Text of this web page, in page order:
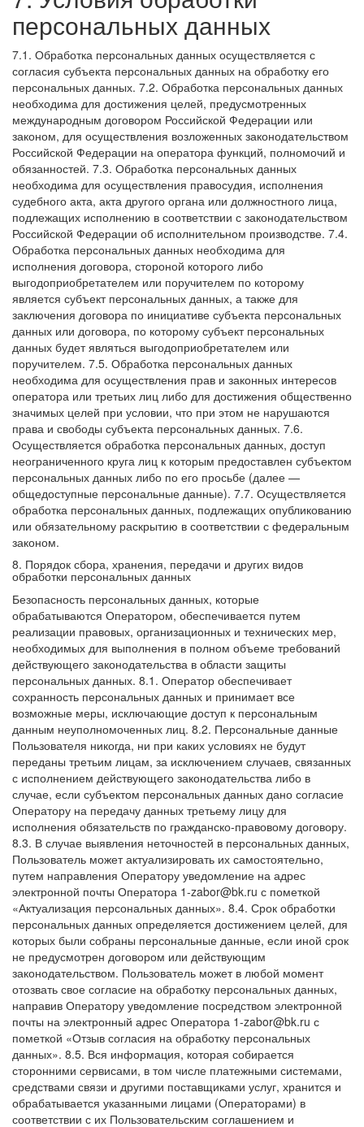
персональных данных
7.1. Обработка персональных данных осуществляется с
согласия субъекта персональных данных на обработку его
персональных данных. 7.2. Обработка персональных данных
необходима для достижения целей, предусмотренных
международным договором Российской Федерации или
законом, для осуществления возложенных законодательством
Российской Федерации на оператора функций, полномочий и
обязанностей. 7.3. Обработка персональных данных
необходима для осуществления правосудия, исполнения
судебного акта, акта другого органа или должностного лица,
подлежащих исполнению в соответствии с законодательством
Российской Федерации об исполнительном производстве. 7.4.
Обработка персональных данных необходима для
исполнения договора, стороной которого либо
выгодоприобретателем или поручителем по которому
является субъект персональных данных, а также для
заключения договора по инициативе субъекта персональных
данных или договора, по которому субъект персональных
данных будет являться выгодоприобретателем или
поручителем. 7.5. Обработка персональных данных
необходима для осуществления прав и законных интересов
оператора или третьих лиц либо для достижения общественно
значимых целей при условии, что при этом не нарушаются
права и свободы субъекта персональных данных. 7.6.
Осуществляется обработка персональных данных, доступ
неограниченного круга лиц к которым предоставлен субъектом
персональных данных либо по его просьбе (далее —
общедоступные персональные данные). 7.7. Осуществляется
обработка персональных данных, подлежащих опубликованию
или обязательному раскрытию в соответствии с федеральным
законом.
8. Порядок сбора, хранения, передачи и других видов
обработки персональных данных
Безопасность персональных данных, которые
обрабатываются Оператором, обеспечивается путем
реализации правовых, организационных и технических мер,
необходимых для выполнения в полном объеме требований
действующего законодательства в области защиты
персональных данных. 8.1. Оператор обеспечивает
сохранность персональных данных и принимает все
возможные меры, исключающие доступ к персональным
данным неуполномоченных лиц. 8.2. Персональные данные
Пользователя никогда, ни при каких условиях не будут
переданы третьим лицам, за исключением случаев, связанных
с исполнением действующего законодательства либо в
случае, если субъектом персональных данных дано согласие
Оператору на передачу данных третьему лицу для
исполнения обязательств по гражданско-правовому договору.
8.3. В случае выявления неточностей в персональных данных,
Пользователь может актуализировать их самостоятельно,
путем направления Оператору уведомление на адрес
электронной почты Оператора 1-zabor@bk.ru с пометкой
«Актуализация персональных данных». 8.4. Срок обработки
персональных данных определяется достижением целей, для
которых были собраны персональные данные, если иной срок
не предусмотрен договором или действующим
законодательством. Пользователь может в любой момент
отозвать свое согласие на обработку персональных данных,
направив Оператору уведомление посредством электронной
почты на электронный адрес Оператора 1-zabor@bk.ru с
пометкой «Отзыв согласия на обработку персональных
данных». 8.5. Вся информация, которая собирается
сторонними сервисами, в том числе платежными системами,
средствами связи и другими поставщиками услуг, хранится и
обрабатывается указанными лицами (Операторами) в
соответствии с их Пользовательским соглашением и